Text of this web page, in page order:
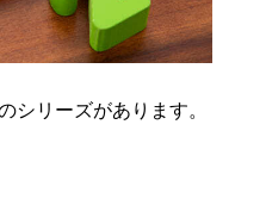
シリーズがあります。